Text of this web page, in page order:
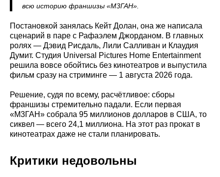
всю историю франшизы «М3ГАН».
Постановкой занялась Кейт Долан, она же написала
сценарий в паре с Рафаэлем Джорданом. В главных
ролях — Дэвид Рисдаль, Лили Салливан и Клаудия
Думит. Студия Universal Pictures Home Entertainment
решила вовсе обойтись без кинотеатров и выпустила
фильм сразу на стриминге — 1 августа 2026 года.
Решение, судя по всему, расчётливое: сборы
франшизы стремительно падали. Если первая
«М3ГАН» собрала 95 миллионов долларов в США, то
сиквел — всего 24,1 миллиона. На этот раз прокат в
кинотеатрах даже не стали планировать.
Критики недовольны